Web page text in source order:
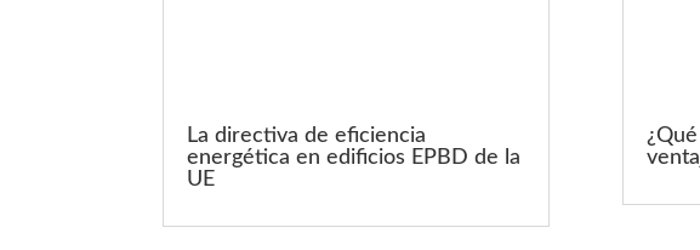
La directiva de eficiencia
energética en edificios EPBD de la
UE